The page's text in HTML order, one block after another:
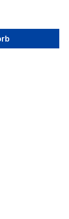
Wert